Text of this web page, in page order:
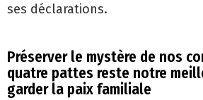
ses déclarations.
Préserver le mystère de nos
quatre pattes reste notre
garder la paix familiale